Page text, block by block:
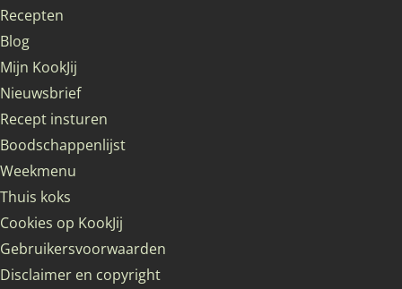
Recepten
Blog
Mijn KookJij
Nieuwsbrief
Recept insturen
Boodschappenlijst
Weekmenu
Thuis koks
Cookies op KookJij
Gebruikersvoorwaarden
Disclaimer en copyright